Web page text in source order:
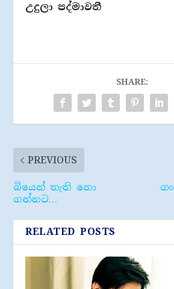
උදුලා පද්මාවතී
SHARE:
PREVIOUS
බියෙන් තැති නො
ගන්නට…
RELATED POSTS